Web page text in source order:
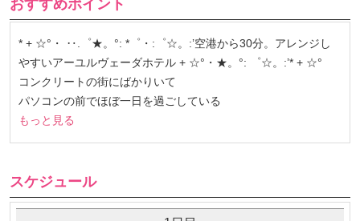
おすすめポイント
* + ☆°・ ‥.゜★。°: *゜・:゜☆。:’空港から30分。アレンジし
やすいアーユルヴェーダホテル + ☆°・★。°: ゜☆。:’* + ☆°
コンクリートの街にばかりいて
パソコンの前でほぼ一日を過ごしている
もっと見る
スケジュール